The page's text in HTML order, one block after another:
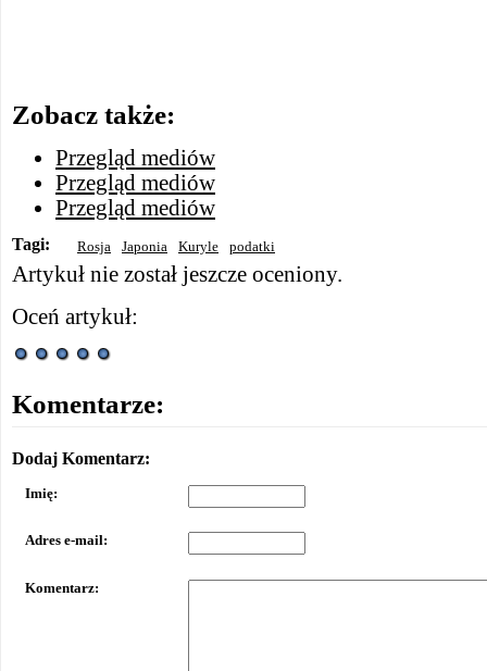
Zobacz także:
Przegląd mediów
Przegląd mediów
Przegląd mediów
Tagi: Rosja Japonia Kuryle podatki
Artykuł nie został jeszcze oceniony.
Oceń artykuł:
Komentarze:
Dodaj Komentarz:
Imię:
Adres e-mail:
Komentarz: